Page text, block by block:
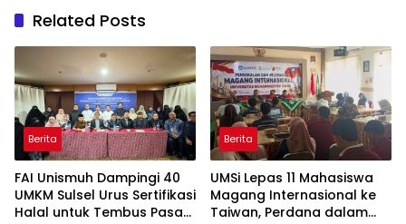
Related Posts
Berita
FAI Unismuh Dampingi 40
UMKM Sulsel Urus Sertifikasi
Halal untuk Tembus Pasar
Berita
UMSi Lepas 11 Mahasiswa
Magang Internasional ke
Taiwan, Perdana dalam